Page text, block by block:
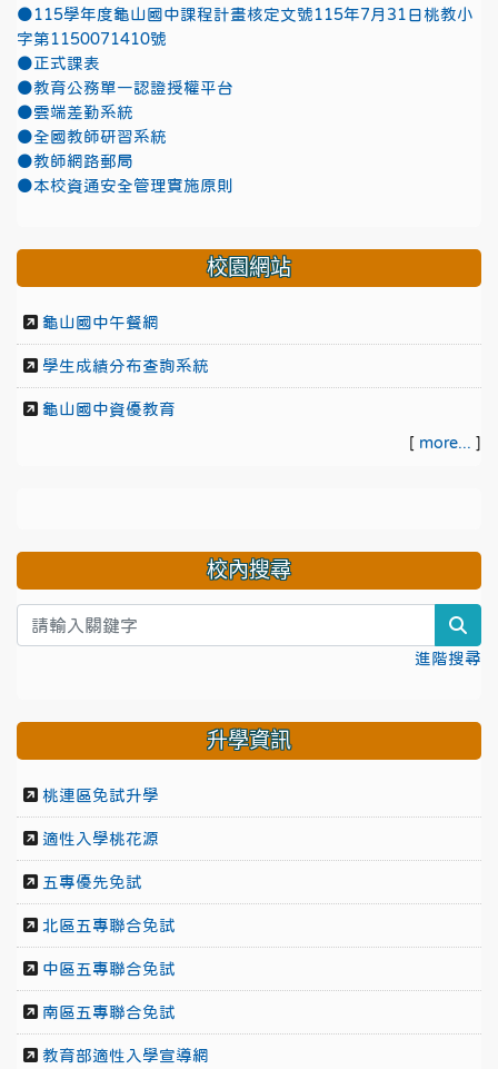
●115學年度龜山國中課程計畫核定文號115年7月31日桃教小
字第1150071410號
●正式課表
●教育公務單一認證授權平台
●雲端差勤系統
●全國教師研習系統
●教師網路郵局
●本校資通安全管理實施原則
校園網站
龜山國中午餐網
學生成績分布查詢系統
龜山國中資優教育
[ more... ]
校內搜尋
進階搜尋
升學資訊
桃連區免試升學
適性入學桃花源
五專優先免試
北區五專聯合免試
中區五專聯合免試
南區五專聯合免試
教育部適性入學宣導網